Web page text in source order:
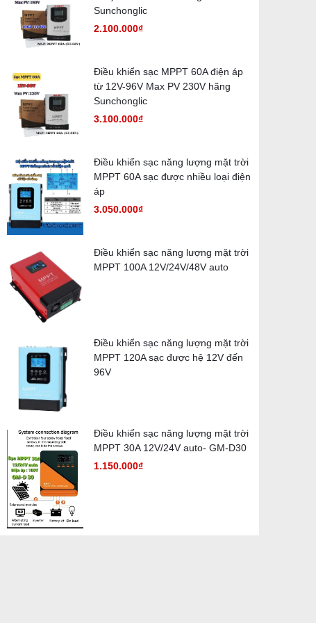
Sunchonglic
2.100.000₫
Điều khiển sạc MPPT 60A điện áp
từ 12V-96V Max PV 230V hãng
Sunchonglic
3.100.000₫
Điều khiển sạc năng lượng mặt trời
MPPT 60A sạc được nhiều loại điện
áp
3.050.000₫
Điều khiển sạc năng lượng mặt trời
MPPT 100A 12V/24V/48V auto
Điều khiển sạc năng lượng mặt trời
MPPT 120A sạc được hệ 12V đến
96V
Điều khiển sạc năng lượng mặt trời
MPPT 30A 12V/24V auto- GM-D30
1.150.000₫